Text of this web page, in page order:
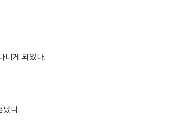
니게 되었다.
났다.